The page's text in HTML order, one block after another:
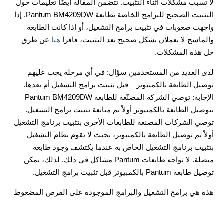
لا تسبب مشكلات أثناء التثبيت. تتضمن المقالة أيضًا تعليمات حول
التثبيت الصحيح للبرامج الخاصة بطابعة Pantum BM4209DW. إذا
واجهت صعوبات في تثبيت برامج التشغيل، أو إذا كانت الطابعة
والماسح لا يعملان بشكل صحيح بعد التثبيت، فاقرأ هنا عن طرق
حل هذه المشكلات.
لدى العديد من المستخدمين سؤال: في أي مرحلة يجب عليهم
توصيل الطابعة بالكمبيوتر – قبل تثبيت برامج التشغيل أم بعدها.
الإجابة: توصي الشركة المصنّعة للطابعة Pantum BM4209DW
بتوصيل الطابعة بالكمبيوتر أولاً ثم متابعة تثبيت برامج التشغيل.
توصي الشركات المصنعة للطابعات الأخرى بتثبيت برنامج التشغيل
أولاً ثم توصيل الطابعة بالكمبيوتر، بحيث لا يقوم نظام التشغيل
بتثبيت برنامج التشغيل الخاص به عندما يكتشف وجود طابعة
متصلة. لا تواجه طابعات Pantum مشاكل في ذلك. لذلك، يمكن
توصيل طابعة Pantum بالكمبيوتر قبل تثبيت برامج التشغيل.
هذه هي برامج التشغيل والبرامج الموجودة على القرص المضغوط